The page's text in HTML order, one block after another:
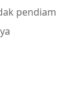
pendiam